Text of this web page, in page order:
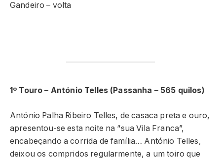
Gandeiro – volta
1º Touro – António Telles (Passanha – 565 quilos)
António Palha Ribeiro Telles, de casaca preta e ouro,
apresentou-se esta noite na “sua Vila Franca”,
encabeçando a corrida de família… António Telles,
deixou os compridos regularmente, a um toiro que